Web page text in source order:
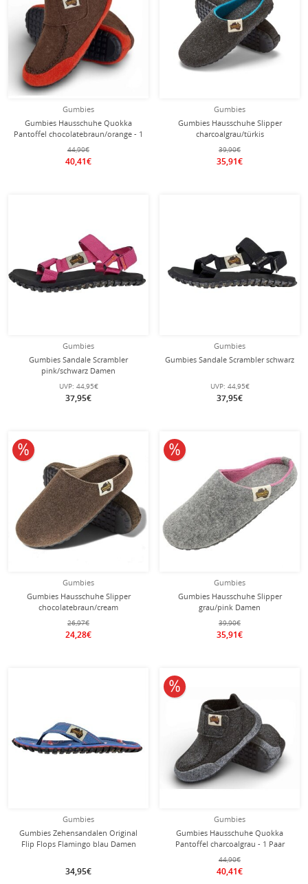
Gumbies
Gumbies Hausschuhe Quokka
Pantoffel chocolatebraun/orange - 1
Paar
44,90€
40,41€
Gumbies
Gumbies Hausschuhe Slipper
charcoalgrau/türkis
39,90€
35,91€
Gumbies
Gumbies Sandale Scrambler
pink/schwarz Damen
UVP: 44,95€
37,95€
Gumbies
Gumbies Sandale Scrambler schwarz
UVP: 44,95€
37,95€
Gumbies
Gumbies Hausschuhe Slipper
chocolatebraun/cream
26,97€
24,28€
10% reduziert
Gumbies
Gumbies Hausschuhe Slipper
grau/pink Damen
39,90€
35,91€
10% reduziert
Gumbies
Gumbies Zehensandalen Original
Flip Flops Flamingo blau Damen
34,95€
Gumbies
Gumbies Hausschuhe Quokka
Pantoffel charcoalgrau - 1 Paar
44,90€
40,41€
10% reduziert